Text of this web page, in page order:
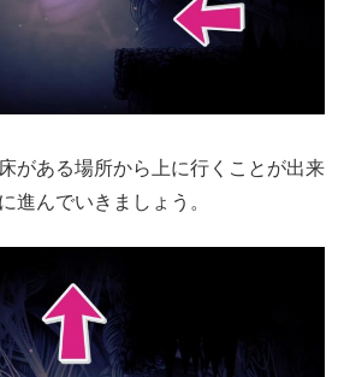
がある場所から上に行くことが出来
進んでいきましょう。